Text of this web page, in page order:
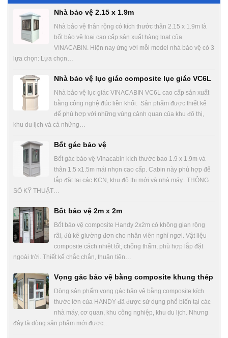
Nhà bảo vệ 2.15 x 1.9m
Nhà bảo vệ thân rộng có kích thước thân 2.15 x 1.9m là
bốt bảo vệ loại cao cấp sản xuất hàng loạt của
VINACABIN. Hiện nay ứng với mỗi model nhà bảo vệ có 3
lựa chọn: Lựa chọn…
Nhà bảo vệ lục giác composite lục giác VC6L
Nhà bảo vệ lục giác VINACABIN VC6L cao cấp sản xuất
bằng công nghệ đúc liền khối. Sản phẩm được thiết kế
để phù hợp với những vùng cảnh quan của khu đô thị,
khu du lịch và cả những…
Bốt gác bảo vệ
Bốt gác bảo vệ Vinacabin kích thước bao 1.9 x 1.9m và
thân 1.5 x1.5m mái nhọn cao cấp. Cabin này phù hợp để
lắp đặt tại các KCN, khu đô thị mới và nhà máy.. THÔNG
SỐ KỸ THUẬT…
Bốt bảo vệ 2m x 2m
Bốt bảo vệ composite Handy 2x2m có không gian rộng
rãi, đủ kê giường đơn cho nhân viên nghỉ ngơi. Vật liệu
composite cách nhiệt tốt, chống thấm, phù hợp lắp đặt
ngoài trời. Thiết kế chắc chắn, thuận tiện…
Vọng gác bảo vệ bằng composite khung thép
Dòng sản phẩm vọng gác bảo vệ bằng composite kích
thước lớn của HANDY đã được sử dụng phổ biến tại các
nhà máy, cơ quan, khu công nghiệp, khu du lịch. Nhưng
đây là dòng sản phẩm mới được…